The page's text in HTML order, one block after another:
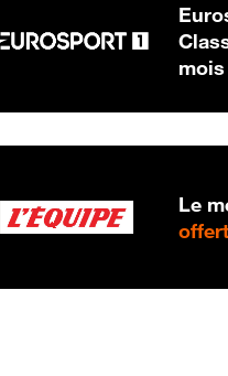
Le
offert